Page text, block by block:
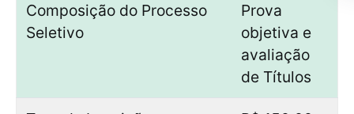
Composição do Processo
Seletivo
Prova
objetiva e
avaliação
de Títulos